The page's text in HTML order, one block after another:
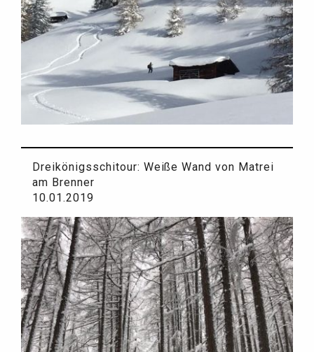
Dreikönigsschitour: Weiße Wand von Matrei
am Brenner
10.01.2019